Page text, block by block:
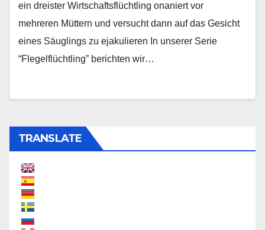
ein dreister Wirtschaftsflüchtling onaniert vor
mehreren Müttern und versucht dann auf das Gesicht
eines Säuglings zu ejakulieren In unserer Serie
“Flegelflüchtling” berichten wir…
TRANSLATE